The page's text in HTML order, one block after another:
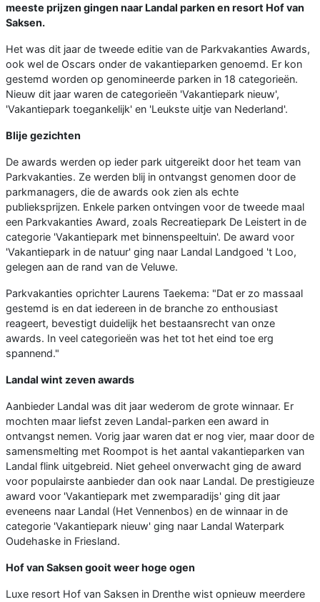
meeste prijzen gingen naar Landal parken en resort Hof van
Saksen.
Het was dit jaar de tweede editie van de Parkvakanties Awards,
ook wel de Oscars onder de vakantieparken genoemd. Er kon
gestemd worden op genomineerde parken in 18 categorieën.
Nieuw dit jaar waren de categorieën 'Vakantiepark nieuw',
'Vakantiepark toegankelijk' en 'Leukste uitje van Nederland'.
Blije gezichten
De awards werden op ieder park uitgereikt door het team van
Parkvakanties. Ze werden blij in ontvangst genomen door de
parkmanagers, die de awards ook zien als echte
publieksprijzen. Enkele parken ontvingen voor de tweede maal
een Parkvakanties Award, zoals Recreatiepark De Leistert in de
categorie 'Vakantiepark met binnenspeeltuin'. De award voor
'Vakantiepark in de natuur' ging naar Landal Landgoed 't Loo,
gelegen aan de rand van de Veluwe.
Parkvakanties oprichter Laurens Taekema: "Dat er zo massaal
gestemd is en dat iedereen in de branche zo enthousiast
reageert, bevestigt duidelijk het bestaansrecht van onze
awards. In veel categorieën was het tot het eind toe erg
spannend."
Landal wint zeven awards
Aanbieder Landal was dit jaar wederom de grote winnaar. Er
mochten maar liefst zeven Landal-parken een award in
ontvangst nemen. Vorig jaar waren dat er nog vier, maar door de
samensmelting met Roompot is het aantal vakantieparken van
Landal flink uitgebreid. Niet geheel onverwacht ging de award
voor populairste aanbieder dan ook naar Landal. De prestigieuze
award voor 'Vakantiepark met zwemparadijs' ging dit jaar
eveneens naar Landal (Het Vennenbos) en de winnaar in de
categorie 'Vakantiepark nieuw' ging naar Landal Waterpark
Oudehaske in Friesland.
Hof van Saksen gooit weer hoge ogen
Luxe resort Hof van Saksen in Drenthe wist opnieuw meerdere